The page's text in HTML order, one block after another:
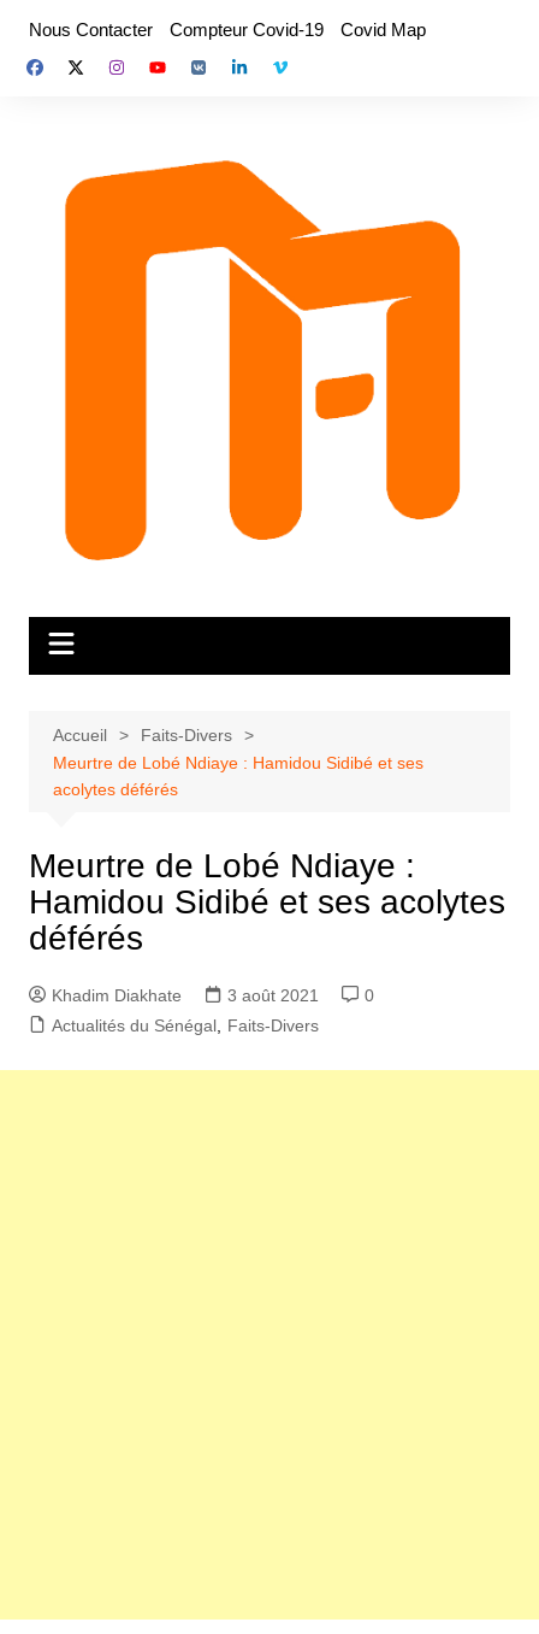
contenu
Nous Contacter Compteur Covid-19 Covid Map
Accueil
Faits-Divers
Meurtre de Lobé Ndiaye : Hamidou Sidibé et ses
acolytes déférés
Meurtre de Lobé Ndiaye :
Hamidou Sidibé et ses acolytes
déférés
Khadim Diakhate 3 août 2021
0
Actualités du Sénégal, Faits-Divers